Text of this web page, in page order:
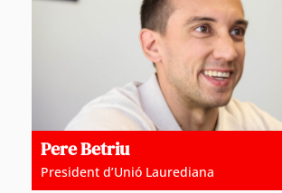
Pere Betriu
President d’Unió Laurediana